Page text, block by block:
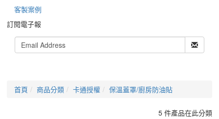
客製案例
訂閱電子報
首頁 商品分類 卡通授權 保溫蓋罩/廚房防油貼
5 件產品在此分類